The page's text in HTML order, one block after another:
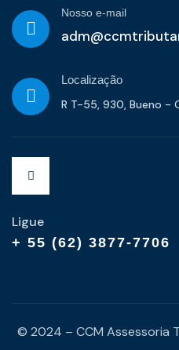
Nosso e-mail
Localização
R T-55, 930, Bueno -
Ligue
+ 55 (62) 3877-7706
© 2024 – CCM Assessoria